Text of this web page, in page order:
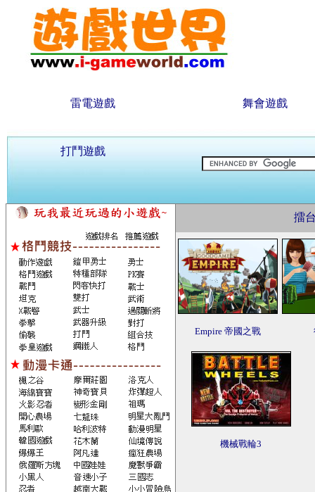
雷電遊戲 舞會遊戲
打鬥遊戲
擂
Empire 帝國之戰
機械戰輪3